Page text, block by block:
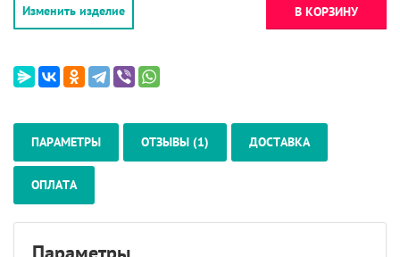
Изменить изделие В КОРЗИНУ
ПАРАМЕТРЫ ОТЗЫВЫ (1) ДОСТАВКА
ОПЛАТА